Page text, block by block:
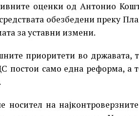
оценки од Антонио
обезбедени преку
за уставни измени.
приоритети во државата,
постои само една реформа, а
на